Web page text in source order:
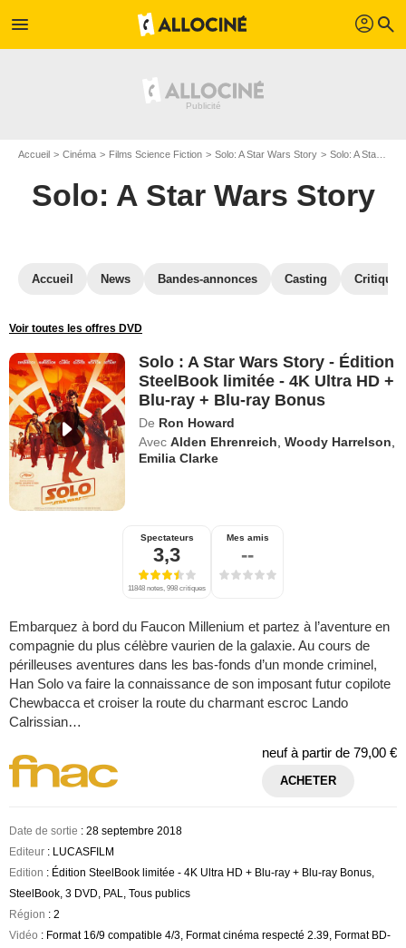
menu profil search
Accueil Cinéma Films Science Fiction Solo: A Star Wars Story Solo: A Star Wars Story en DVD
Solo: A Star Wars Story
Accueil News Bandes-annonces Casting
Voir toutes les offres DVD
Solo : A Star Wars Story - Édition
SteelBook limitée - 4K Ultra HD +
Blu-ray + Blu-ray Bonus
De Ron Howard
Avec Alden Ehrenreich ,Woody Harrelson
Emilia Clarke
Spectateurs
3,3
11848 notes, 998 critiques
Mes amis
--
Embarquez à bord du Faucon Millenium et partez à l’aventure en
compagnie du plus célèbre vaurien de la galaxie. Au cours de
périlleuses aventures dans les bas-fonds d’un monde criminel,
Han Solo va faire la connaissance de son imposant futur copilote
Chewbacca et croiser la route du charmant escroc Lando
Calrissian…
neuf à partir de 79,00 €
ACHETER
Date de sortie : 28 septembre 2018
Editeur : LUCASFILM
Edition : Édition SteelBook limitée - 4K Ultra HD + Blu-ray + Blu-ray Bonus,
SteelBook, 3 DVD, PAL, Tous publics
Région : 2
Vidéo : Format 16/9 compatible 4/3, Format cinéma respecté 2.39, Format BD-